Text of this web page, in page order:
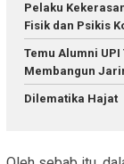
Pelaku
Fisik dan Psikis
Temu Alumni
Membangun
Dilematika Hajat